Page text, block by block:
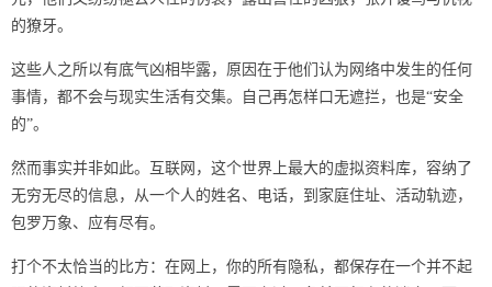
的獠牙。
这些人之所以有底气凶相毕露，原因在于他们认为网络中发生的任何
事情，都不会与现实生活有交集。自己再怎样口无遮拦，也是“安全
的”。
然而事实并非如此。互联网，这个世界上最大的虚拟资料库，容纳了
无穷无尽的信息，从一个人的姓名、电话，到家庭住址、活动轨迹，
包罗万象、应有尽有。
打个不太恰当的比方：在网上，你的所有隐私，都保存在一个并不起